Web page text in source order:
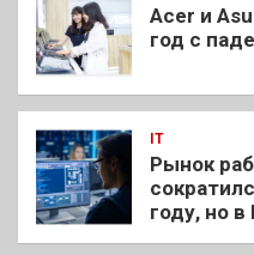
Acer и
год с
IT
Рынок
году, но